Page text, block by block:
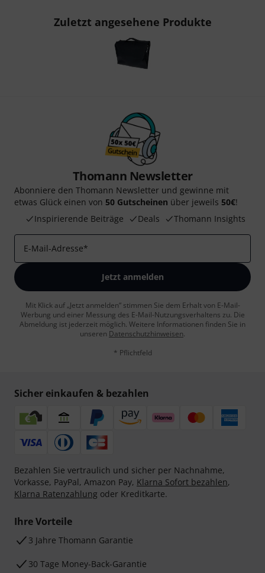
Zuletzt angesehene Produkte
Thomann Newsletter
Abonniere den Thomann Newsletter und gewinne mit
etwas Glück einen von 50 Gutscheinen über jeweils 50€!
Inspirierende Beiträge
Deals Thomann Insights
E-Mail-Adresse*
Jetzt anmelden
Mit Klick auf „Jetzt anmelden“ stimmen Sie dem Erhalt von E-Mail-
Werbung und einer Messung des E-Mail-Nutzungsverhaltens zu. Die
Abmeldung ist jederzeit möglich. Weitere Informationen finden Sie in
unseren Datenschutzhinweisen.
* Pflichtfeld
Sicher einkaufen & bezahlen
Bezahlen Sie vertraulich und sicher per Nachnahme,
Vorkasse, PayPal, Amazon Pay, Klarna Sofort bezahlen,
Klarna Ratenzahlung oder Kreditkarte.
Ihre Vorteile
3 Jahre Thomann Garantie
30 Tage Money-Back-Garantie